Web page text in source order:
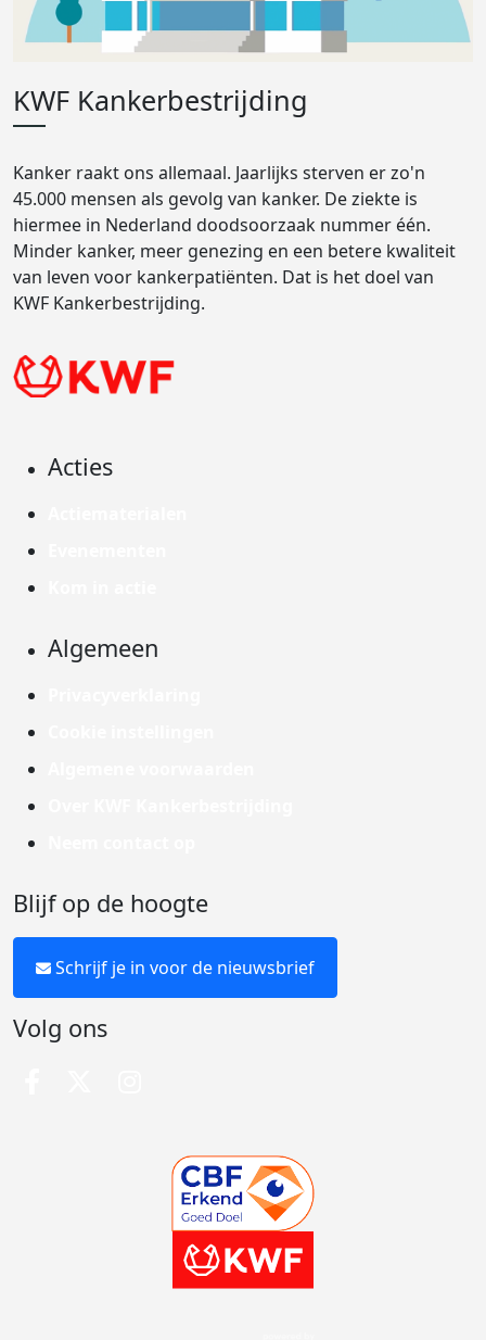
KWF Kankerbestrijding
Kanker raakt ons allemaal. Jaarlijks sterven er zo'n
45.000 mensen als gevolg van kanker. De ziekte is
hiermee in Nederland doodsoorzaak nummer één.
Minder kanker, meer genezing en een betere kwaliteit
van leven voor kankerpatiënten. Dat is het doel van
KWF Kankerbestrijding.
Acties
Algemeen
Blijf op de hoogte
Schrijf je in voor de nieuwsbrief
Volg ons